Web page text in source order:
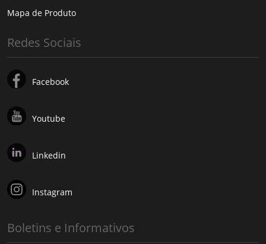
Mapa de Produto
Redes Sociais
Facebook
Youtube
Linkedin
Instagram
Boletins e Informativos